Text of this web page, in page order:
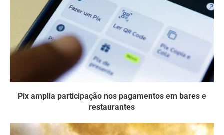
Pix amplia participação nos pagamentos em bares e
restaurantes